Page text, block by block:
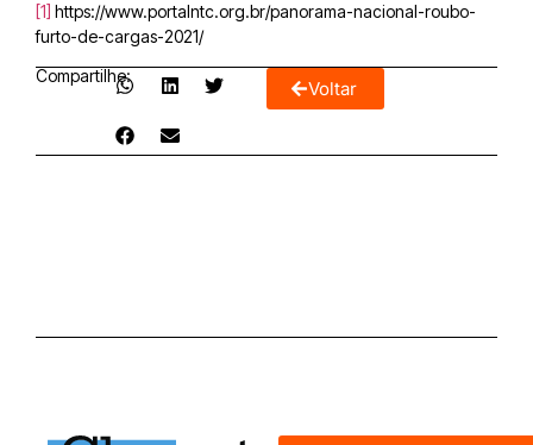
[1] https://www.portalntc.org.br/panorama-nacional-roubo-
furto-de-cargas-2021/
Compartilhe:
Voltar